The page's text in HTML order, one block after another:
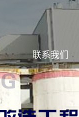
联系我们